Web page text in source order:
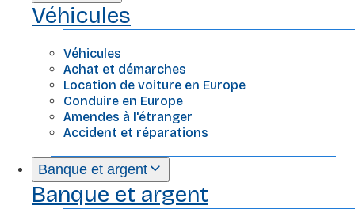
Véhicules
Véhicules
Achat et démarches
Location de voiture en Europe
Conduire en Europe
Amendes à l'étranger
Accident et réparations
Banque et argent
Banque et argent